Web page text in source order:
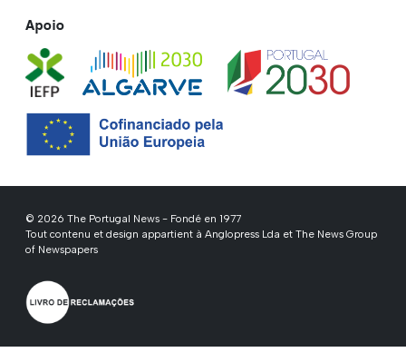
Apoio
© 2026 The Portugal News - Fondé en 1977
Tout contenu et design appartient à Anglopress Lda et The News Group
of Newspapers